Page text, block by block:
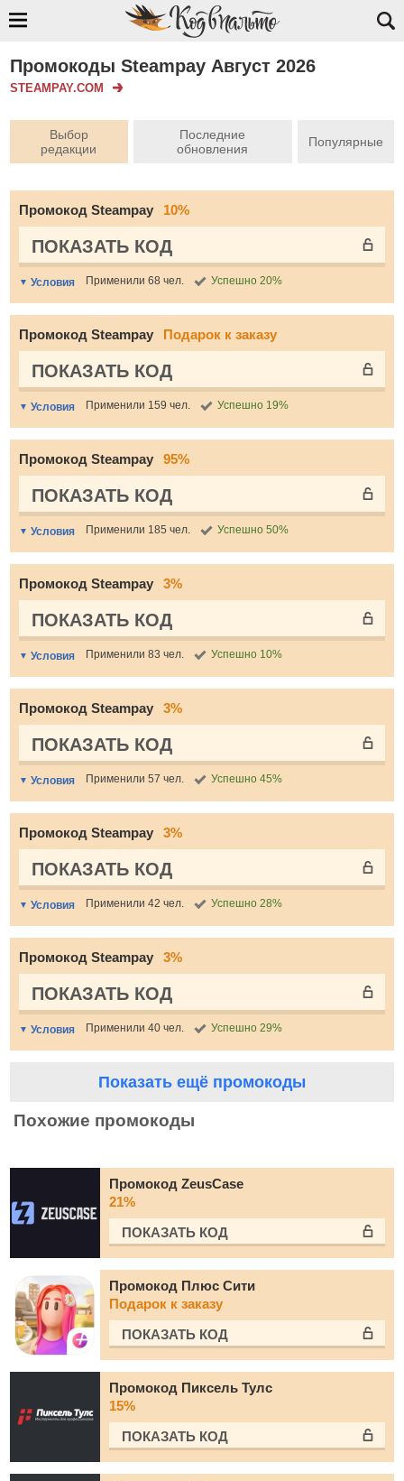
Промокоды Steampay Август 2026
STEAMPAY.COM
Выбор
редакции
Последние
обновления
Популярные
Промокод Steampay 10%
ПОКАЗАТЬ КОД
Условия Применили 68 чел. Успешно 20%
Промокод Steampay Подарок к заказу
ПОКАЗАТЬ КОД
Условия Применили 159 чел. Успешно 19%
Промокод Steampay 95%
ПОКАЗАТЬ КОД
Условия Применили 185 чел. Успешно 50%
Промокод Steampay 3%
ПОКАЗАТЬ КОД
Условия Применили 83 чел. Успешно 10%
Промокод Steampay 3%
ПОКАЗАТЬ КОД
Условия Применили 57 чел. Успешно 45%
Промокод Steampay 3%
ПОКАЗАТЬ КОД
Условия Применили 42 чел. Успешно 28%
Промокод Steampay 3%
ПОКАЗАТЬ КОД
Условия Применили 40 чел. Успешно 29%
Показать ещё промокоды
Похожие промокоды
Промокод ZeusCase
21%
ПОКАЗАТЬ КОД
Промокод Плюс Сити
Подарок к заказу
ПОКАЗАТЬ КОД
Промокод Пиксель Тулс
15%
ПОКАЗАТЬ КОД